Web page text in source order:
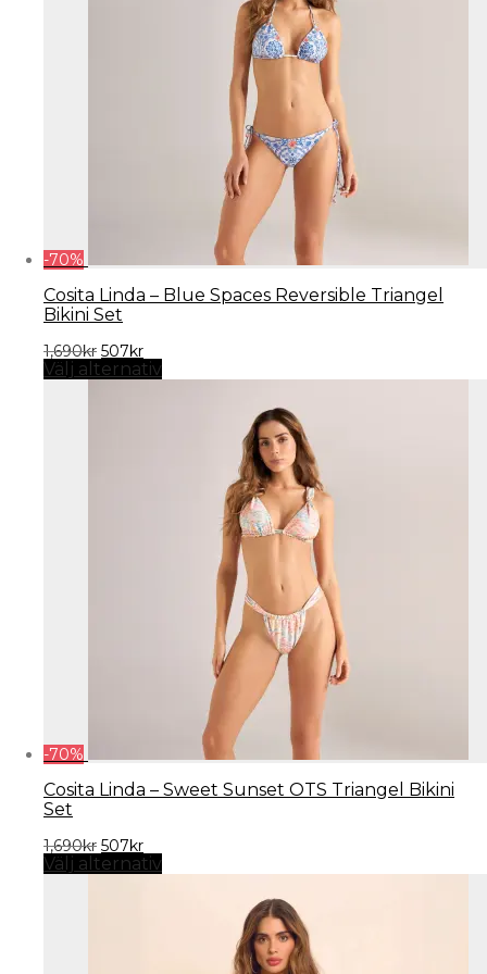
-70%
Cosita Linda – Blue Spaces Reversible Triangel
Bikini Set
1,690kr Det
ursprungliga
priset
507krDet
nuvarande
priset
Välj alternativ
-70%
Cosita Linda – Sweet Sunset OTS Triangel Bikini
Set
1,690kr Det
ursprungliga
priset
507krDet
nuvarande
priset
Välj alternativ